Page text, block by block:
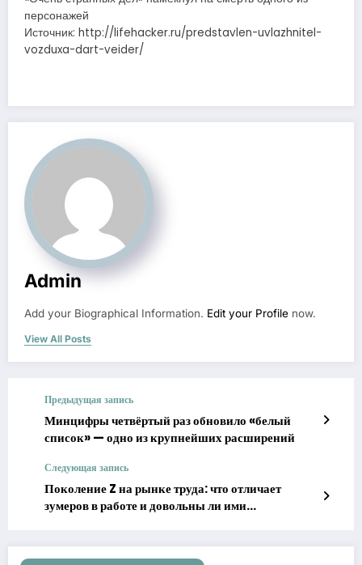
персонажей
Источник: http://lifehacker.ru/predstavlen-uvlazhnitel-
vozduxa-dart-veider/
Admin
Add your Biographical Information. Edit your Profile now.
View All Posts
Предыдущая запись
Минцифры четвёртый раз обновило «белый
список» — одно из крупнейших расширений
Следующая запись
Поколение Z на рынке труда: что отличает
зумеров в работе и довольны ли ими